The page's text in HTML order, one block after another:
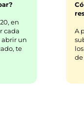
en
cada
abrir un
te
A
de